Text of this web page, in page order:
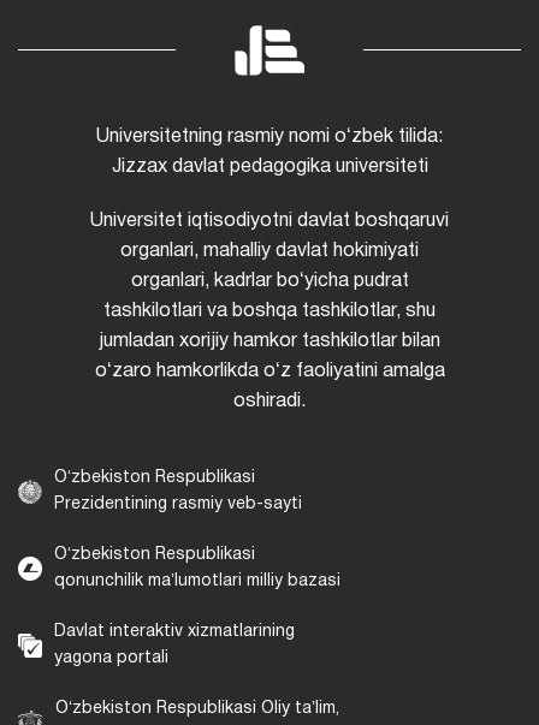
Universitetning rasmiy nomi oʻzbek tilida:
Jizzax davlat pedagogika universiteti
Universitet iqtisodiyotni davlat boshqaruvi
organlari, mahalliy davlat hokimiyati
organlari, kadrlar boʻyicha pudrat
tashkilotlari va boshqa tashkilotlar, shu
jumladan xorijiy hamkor tashkilotlar bilan
oʻzaro hamkorlikda oʻz faoliyatini amalga
oshiradi.
Oʻzbekiston Respublikasi
Prezidentining rasmiy veb-sayti
Oʻzbekiston Respublikasi
qonunchilik maʼlumotlari milliy bazasi
Davlat interaktiv xizmatlarining
yagona portali
Oʻzbekiston Respublikasi Oliy taʼlim,